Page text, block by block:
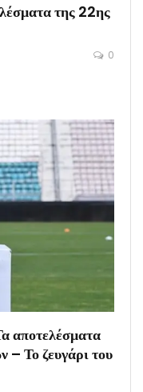
της 22ης
0
αποτελέσματα
– Το ζευγάρι του